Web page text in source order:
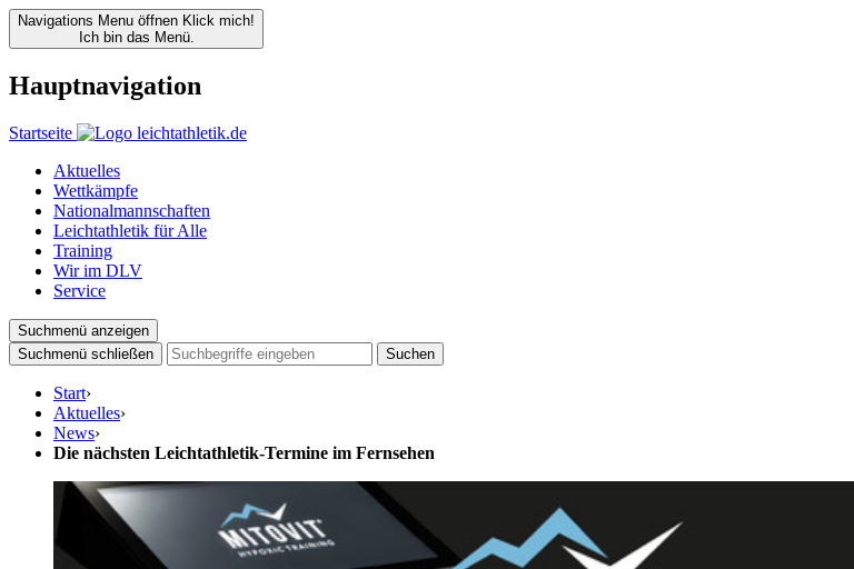
Navigations Menu öffnen Klick mich!
Ich bin das Menü.
Hauptnavigation
Startseite
Aktuelles
Wettkämpfe
Nationalmannschaften
Leichtathletik für Alle
Training
Wir im DLV
Service
Suchmenü anzeigen
Suchmenü schließen
Suchen
Start›
Aktuelles›
News›
Die nächsten Leichtathletik-Termine im Fernsehen